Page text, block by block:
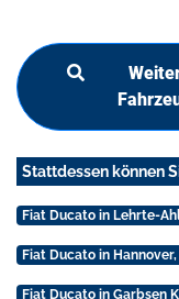
Stattdessen können
Fiat Ducato in Lehrte-
Fiat Ducato in
Fiat Ducato in Garbsen